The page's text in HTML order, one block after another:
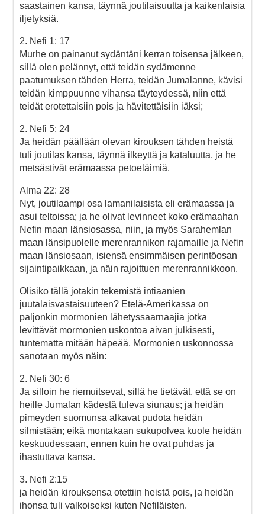
saastainen kansa, täynnä joutilaisuutta ja kaikenlaisia
iljetyksiä.
2. Nefi 1: 17
Murhe on painanut sydäntäni kerran toisensa jälkeen,
sillä olen pelännyt, että teidän sydämenne
paatumuksen tähden Herra, teidän Jumalanne, kävisi
teidän kimppuunne vihansa täyteydessä, niin että
teidät erotettaisiin pois ja hävitettäisiin iäksi;
2. Nefi 5: 24
Ja heidän päällään olevan kirouksen tähden heistä
tuli joutilas kansa, täynnä ilkeyttä ja kataluutta, ja he
metsästivät erämaassa petoeläimiä.
Alma 22: 28
Nyt, joutilaampi osa lamanilaisista eli erämaassa ja
asui teltoissa; ja he olivat levinneet koko erämaahan
Nefin maan länsiosassa, niin, ja myös Sarahemlan
maan länsipuolelle merenrannikon rajamaille ja Nefin
maan länsiosaan, isiensä ensimmäisen perintöosan
sijaintipaikkaan, ja näin rajoittuen merenrannikkoon.
Olisiko tällä jotakin tekemistä intiaanien
juutalaisvastaisuuteen? Etelä-Amerikassa on
paljonkin mormonien lähetyssaarnaajia jotka
levittävät mormonien uskontoa aivan julkisesti,
tuntematta mitään häpeää. Mormonien uskonnossa
sanotaan myös näin:
2. Nefi 30: 6
Ja silloin he riemuitsevat, sillä he tietävät, että se on
heille Jumalan kädestä tuleva siunaus; ja heidän
pimeyden suomunsa alkavat pudota heidän
silmistään; eikä montakaan sukupolvea kuole heidän
keskuudessaan, ennen kuin he ovat puhdas ja
ihastuttava kansa.
3. Nefi 2:15
ja heidän kirouksensa otettiin heistä pois, ja heidän
ihonsa tuli valkoiseksi kuten Nefiläisten.